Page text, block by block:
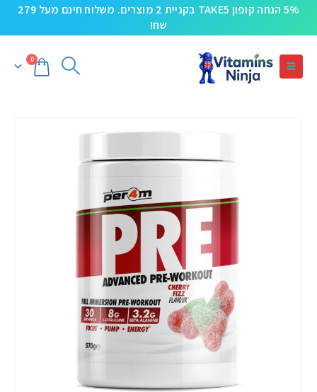
5% הנחה קופון TAKE5 בקניית 2 מוצרים. משלוח חינם מעל 279
שח!
0